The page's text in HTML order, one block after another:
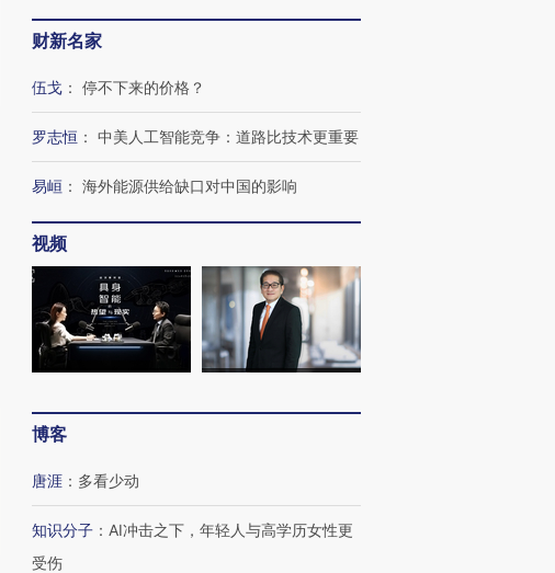
财新名家
伍戈 ： 停不下来的价格？
罗志恒 ： 中美人工智能竞争：道路比技术更重要
易峘 ： 海外能源供给缺口对中国的影响
视频
博客
唐涯 ： 多看少动
知识分子 ： AI冲击之下，年轻人与高学历女性更
受伤